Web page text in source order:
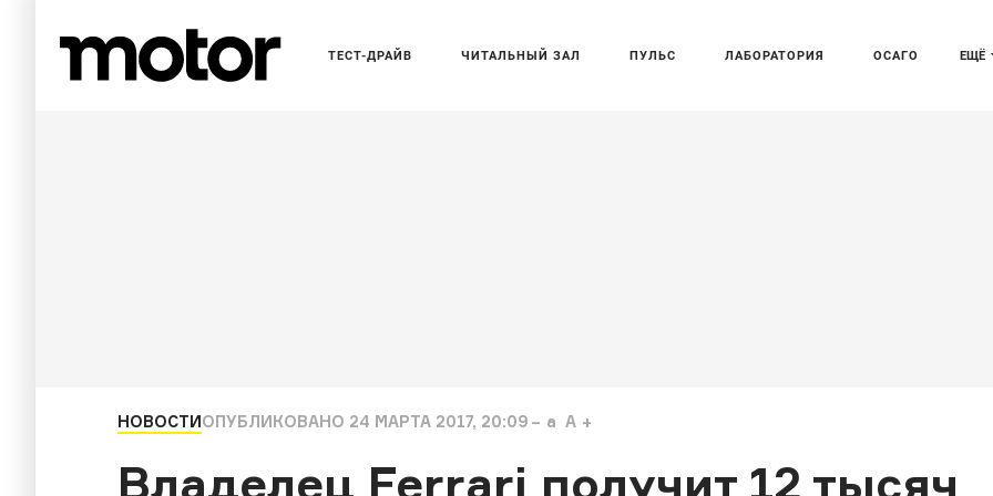
ЕЩЁ
ТЕСТ-ДРАЙВ ЧИТАЛЬНЫЙ ЗАЛ ПУЛЬС ЛАБОРАТОРИЯ ОСАГО
НОВОСТИОПУБЛИКОВАНО 24 МАРТА 2017, 20:09 a A
Владелец Ferrari получит 12 тысяч